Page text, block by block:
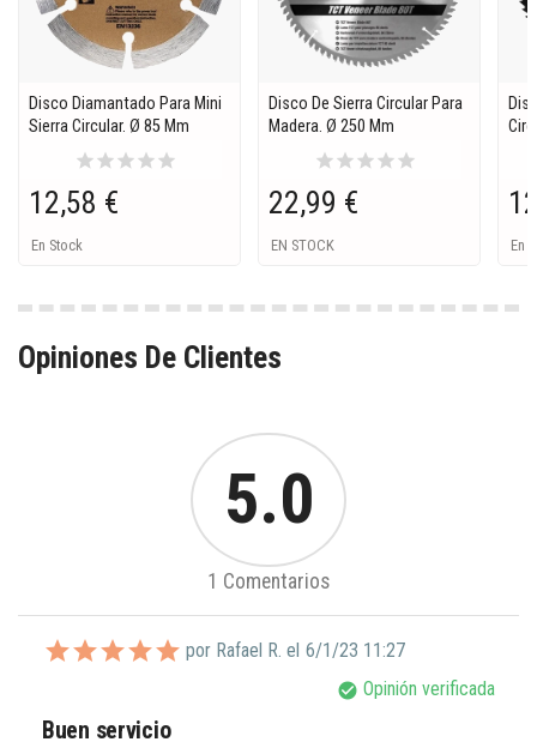
Disco Diamantado Para Mini
Sierra Circular. Ø 85 Mm
starstarstarstarstar
12,58 €
En Stock
Disco De Sierra Circular Para
Madera. Ø 250 Mm
starstarstarstarstar
22,99 €
EN STOCK En
Opiniones De Clientes
5.0
1 Comentarios
por Rafael R. el 6/1/23 11:27
check_circle Opinión verificada
Buen servicio